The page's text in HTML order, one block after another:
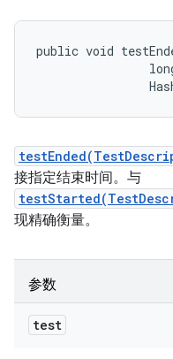
public void
接指定结束时间。与
现精确衡量。
参数
test